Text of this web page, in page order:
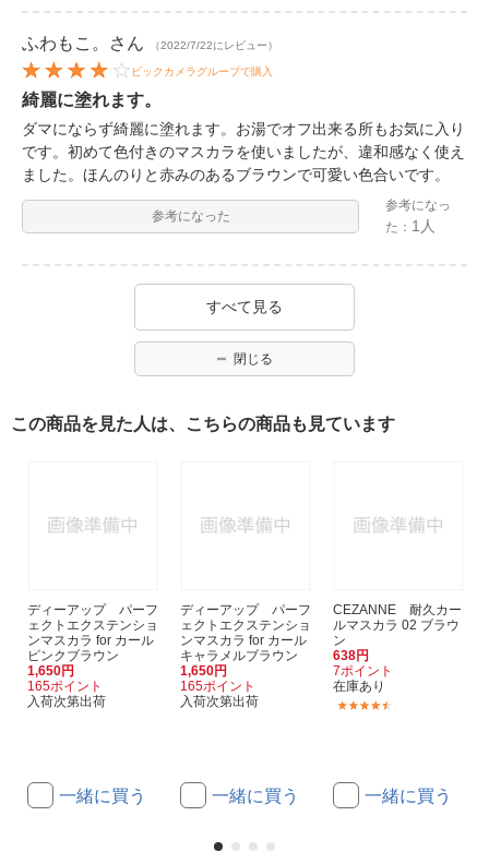
ふわもこ。 さん （2022/7/22にレビュー）
ビックカメラグループで購入
綺麗に塗れます。
ダマにならず綺麗に塗れます。お湯でオフ出来る所もお気に入り
です。初めて色付きのマスカラを使いましたが、違和感なく使え
ました。ほんのりと赤みのあるブラウンで可愛い色合いです。
参考になった
参考になっ
た： 1人
すべて見る
閉じる
この商品を見た人は、こちらの商品も見ています
ディーアップ パーフ
ェクトエクステンショ
ンマスカラ for カール
ピンクブラウン
1,650円
165ポイント
入荷次第出荷
一緒に買う
ディーアップ パーフ
ェクトエクステンショ
ンマスカラ for カール
キャラメルブラウン
1,650円
165ポイント
入荷次第出荷
一緒に買う
CEZANNE 耐久カー
ルマスカラ 02 ブラウ
ン
638円
7ポイント
在庫あり
一緒に買う